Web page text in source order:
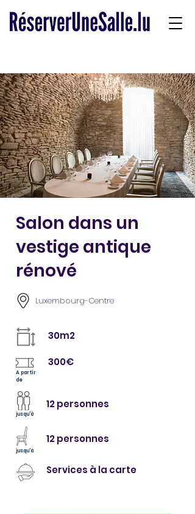
Salon dans un
vestige antique
rénové
Luxembourg-Centre
30m2
A partir
de
300€
jusqu'à
12 personnes
jusqu'à
12 personnes
Services à la carte